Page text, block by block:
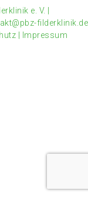
e. V.
filderklinik.de
Impressum